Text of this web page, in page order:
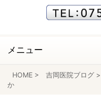
メニュー
HOME > 吉岡医院ブログ >
か